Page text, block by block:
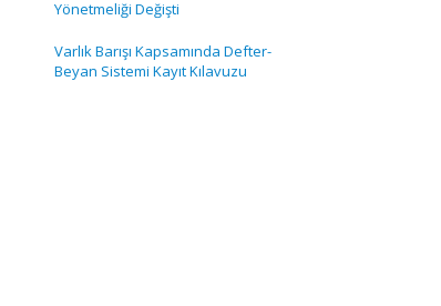
Yönetmeliği Değişti
Varlık Barışı Kapsamında Defter-
Beyan Sistemi Kayıt Kılavuzu